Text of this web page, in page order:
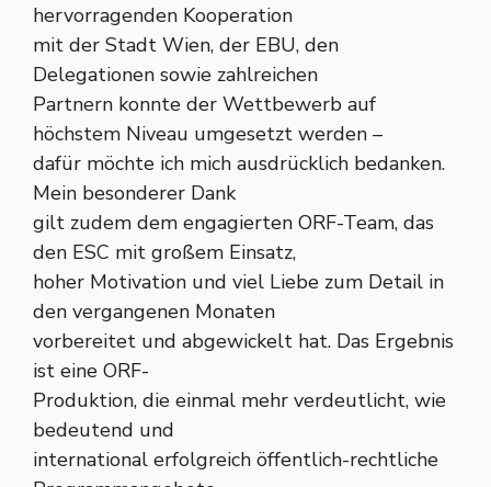
hervorragenden Kooperation
mit der Stadt Wien, der EBU, den
Delegationen sowie zahlreichen
Partnern konnte der Wettbewerb auf
höchstem Niveau umgesetzt werden –
dafür möchte ich mich ausdrücklich bedanken.
Mein besonderer Dank
gilt zudem dem engagierten ORF-Team, das
den ESC mit großem Einsatz,
hoher Motivation und viel Liebe zum Detail in
den vergangenen Monaten
vorbereitet und abgewickelt hat. Das Ergebnis
ist eine ORF-
Produktion, die einmal mehr verdeutlicht, wie
bedeutend und
international erfolgreich öffentlich-rechtliche